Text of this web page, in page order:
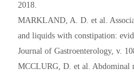
2018.
MARKLAND, A. D. et al.
and liquids with constipation:
Journal of Gastroenterology, v.
MCCLURG, D. et al. Abdominal